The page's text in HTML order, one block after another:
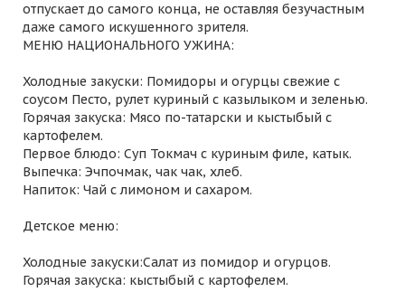
отпускает до самого конца, не оставляя безучастным
даже самого искушенного зрителя.
МЕНЮ НАЦИОНАЛЬНОГО УЖИНА:
Холодные закуски: Помидоры и огурцы свежие с
соусом Песто, рулет куриный с казылыком и зеленью.
Горячая закуска: Мясо по-татарски и кыстыбый с
картофелем.
Первое блюдо: Суп Токмач с куриным филе, катык.
Выпечка: Эчпочмак, чак чак, хлеб.
Напиток: Чай с лимоном и сахаром.
Детское меню:
Холодные закуски:Салат из помидор и огурцов.
Горячая закуска: кыстыбый с картофелем.